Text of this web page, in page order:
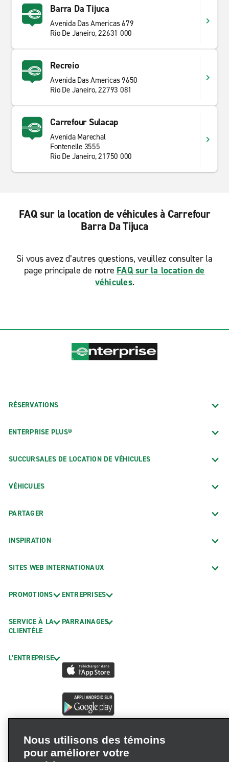
Barra Da Tijuca
Avenida Das Americas 679
Rio De Janeiro, 22631 000
Recreio
Avenida Das Americas 9650
Rio De Janeiro, 22793 081
Carrefour Sulacap
Avenida Marechal
Fontenelle 3555
Rio De Janeiro, 21750 000
FAQ sur la location de véhicules à Carrefour
Barra Da Tijuca
Si vous avez d’autres questions, veuillez consulter la
page principale de notre FAQ sur la location de
véhicules.
RÉSERVATIONS
ENTERPRISE PLUS®
SUCCURSALES DE LOCATION DE VÉHICULES
VÉHICULES
PARTAGER
INSPIRATION
SITES WEB INTERNATIONAUX
PROMOTIONS
SERVICE À LA
CLIENTÈLE
L’ENTREPRISE
ENTREPRISES
PARRAINAGES
Nous utilisons des témoins
pour améliorer votre